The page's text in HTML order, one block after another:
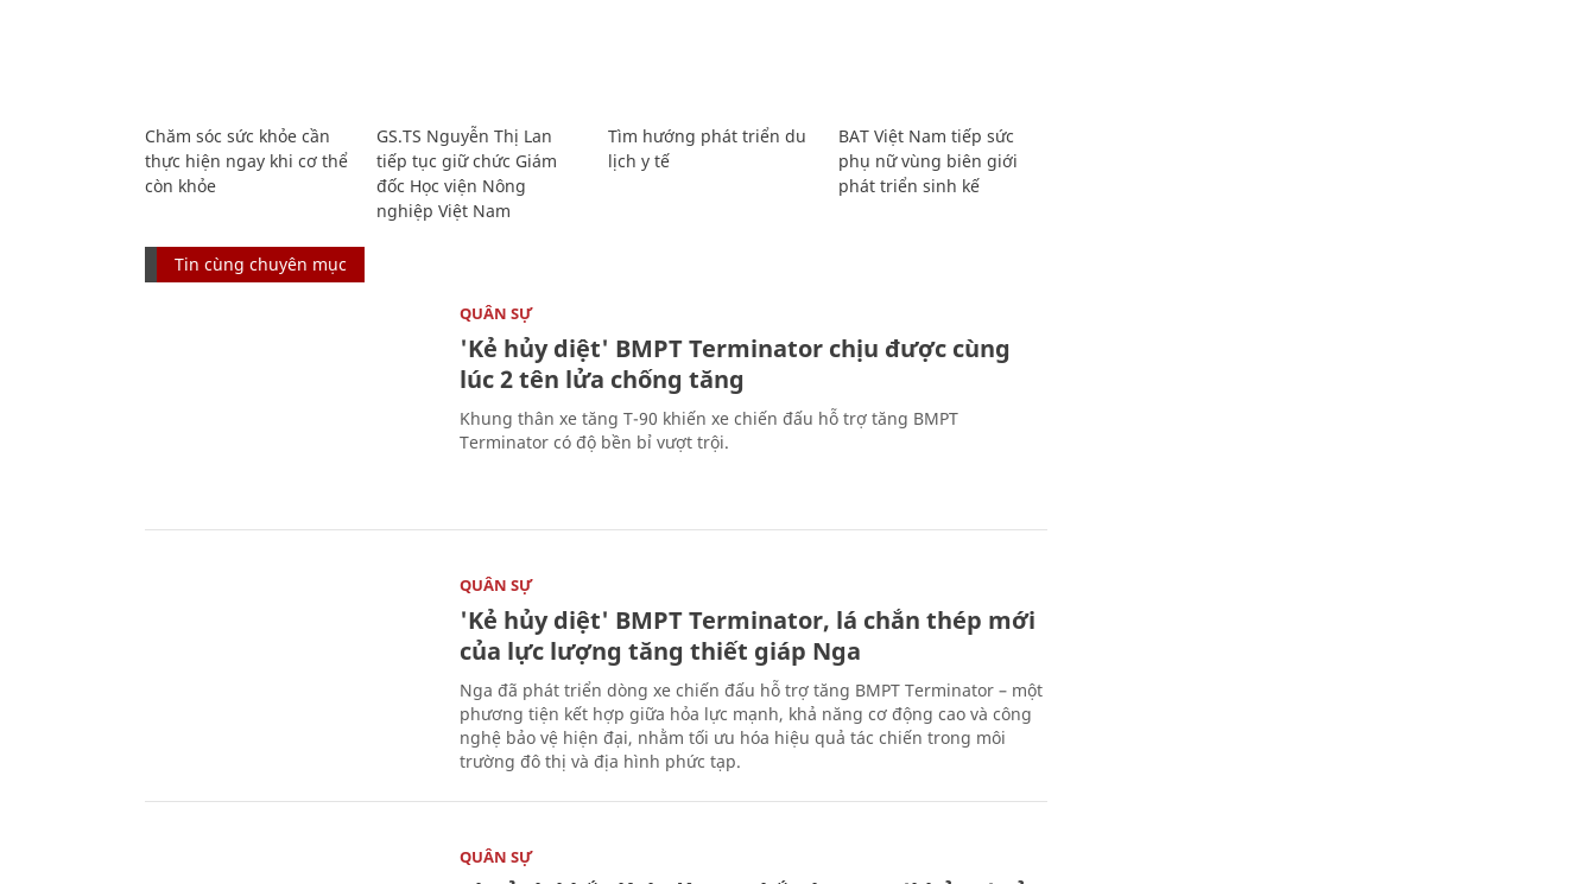
Chăm sóc sức khỏe cần
thực hiện ngay khi cơ thể
còn khỏe
GS.TS Nguyễn Thị Lan
tiếp tục giữ chức Giám
đốc Học viện Nông
nghiệp Việt Nam
Tìm hướng phát triển du
lịch y tế
BAT Việt Nam tiếp sức
phụ nữ vùng biên giới
phát triển sinh kế
Tin cùng chuyên mục
QUÂN SỰ
'Kẻ hủy diệt' BMPT Terminator chịu được cùng
lúc 2 tên lửa chống tăng
Khung thân xe tăng T-90 khiến xe chiến đấu hỗ trợ tăng BMPT
Terminator có độ bền bỉ vượt trội.
QUÂN SỰ
'Kẻ hủy diệt' BMPT Terminator, lá chắn thép mới
của lực lượng tăng thiết giáp Nga
Nga đã phát triển dòng xe chiến đấu hỗ trợ tăng BMPT Terminator – một
phương tiện kết hợp giữa hỏa lực mạnh, khả năng cơ động cao và công
nghệ bảo vệ hiện đại, nhằm tối ưu hóa hiệu quả tác chiến trong môi
trường đô thị và địa hình phức tạp.
QUÂN SỰ